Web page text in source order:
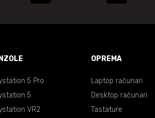
5 Pro
5
VR2
OPREMA
Laptop računari
Desktop računari
Tastature